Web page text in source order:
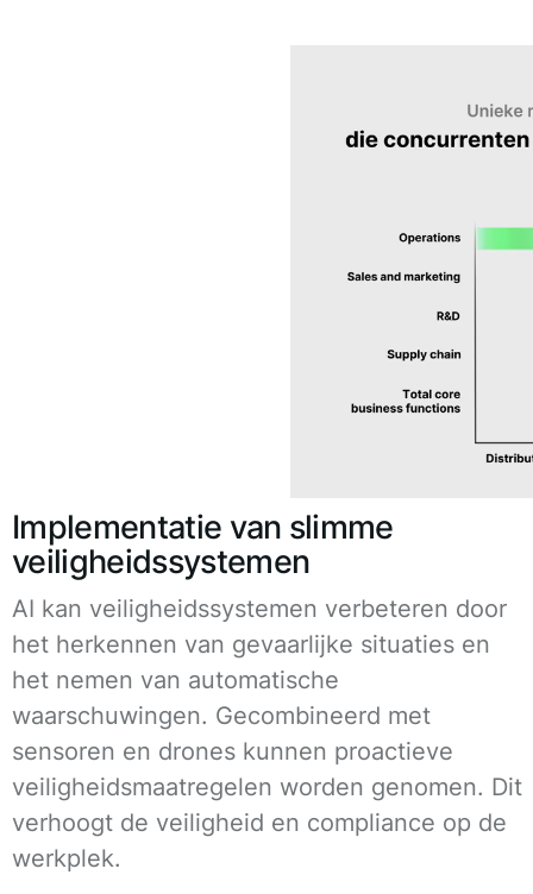
Implementatie van slimme
veiligheidssystemen
AI kan veiligheidssystemen verbeteren door
het herkennen van gevaarlijke situaties en
het nemen van automatische
waarschuwingen. Gecombineerd met
sensoren en drones kunnen proactieve
veiligheidsmaatregelen worden genomen. Dit
verhoogt de veiligheid en compliance op de
werkplek.